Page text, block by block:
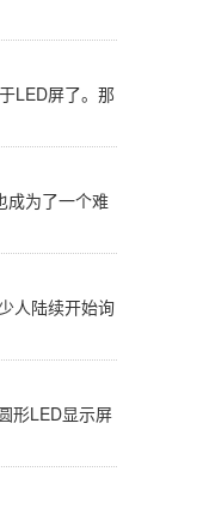
LED屏了。那
成为了一个难
人陆续开始询
形LED显示屏